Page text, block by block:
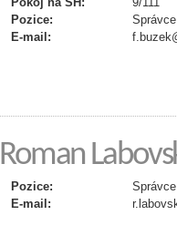
Pozice:
E-mail:
Roman
Pozice:
E-mail: